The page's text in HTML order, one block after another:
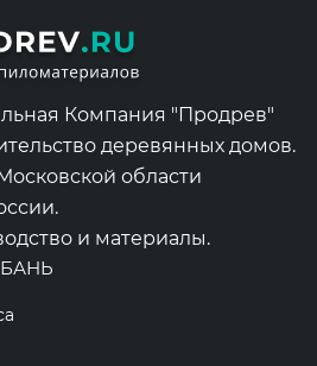
Компания "Продрев"
деревянных домов.
области
и материалы.